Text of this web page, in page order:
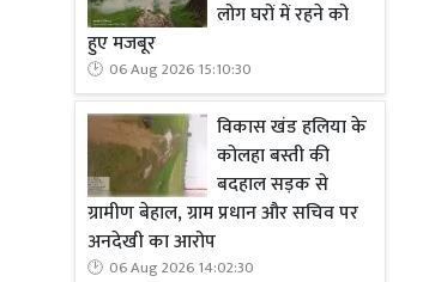
लोग घरों में रहने को
हुए मजबूर
06 Aug 2026 15:10:30
विकास खंड हलिया के
कोलहा बस्ती की
बदहाल सड़क से
ग्रामीण बेहाल, ग्राम प्रधान और सचिव पर
अनदेखी का आरोप
06 Aug 2026 14:02:30